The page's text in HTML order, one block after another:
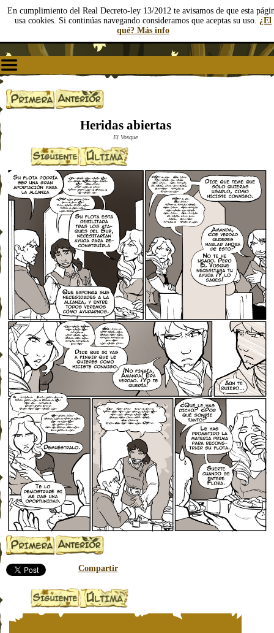
En cumplimiento del Real Decreto-ley 13/2012 te avisamos de que esta
usa cookies. Si continúas navegando consideramos que aceptas su uso. ¿El
qué? Más info
Heridas abiertas
El Vosque
Compartir